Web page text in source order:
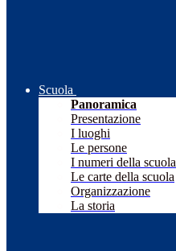
Scuola
Panoramica
Presentazione
I luoghi
Le persone
I numeri della scuola
Le carte della scuola
Organizzazione
La storia